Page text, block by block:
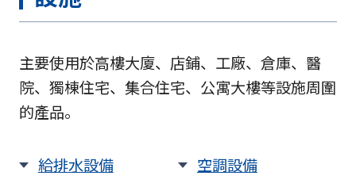
主要使用於高樓大廈、店鋪、工廠、倉庫、醫
院、獨棟住宅、集合住宅、公寓大樓等設施周圍
的產品。
給排水設備 空調設備